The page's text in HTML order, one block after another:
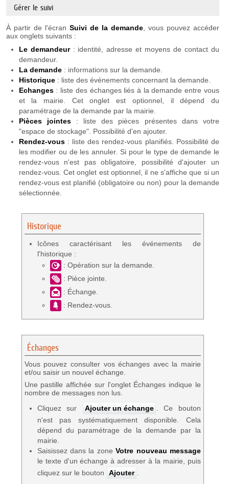
Gérer le suivi
À partir de l'écran Suivi de la demande, vous pouvez accéder
aux onglets suivants :
Le demandeur: identité, adresse et moyens de contact du
demandeur.
La demande: informations sur la demande.
Historique: liste des événements concernant la demande.
Echanges: liste des échanges liés à la demande entre vous
et la mairie. Cet onglet est optionnel, il dépend du
paramétrage de la demande par la mairie.
Pièces
jointes: liste des pièces présentes dans votre
"espace de stockage". Possibilité d'en ajouter.
Rendez-vous: liste des rendez-vous planifiés. Possibilité de
les modifier ou de les annuler. Si pour le type de demande le
rendez-vous n'est pas obligatoire, possibilité d'ajouter un
rendez-vous. Cet onglet est optionnel, il ne s'affiche que si un
rendez-vous est planifié (obligatoire ou non) pour la demande
sélectionnée.
Historique
Icônes caractérisant les événements de
l'historique :
: Opération sur la demande.
: Pièce jointe.
: Échange.
: Rendez-vous.
Échanges
Vous pouvez consulter vos échanges avec la mairie
et/ou saisir un nouvel échange.
Une pastille affichée sur l'onglet Échanges indique le
nombre de messages non lus.
Cliquez sur
Ajouter un échange
. Ce bouton
n'est pas systématiquement disponible. Cela
dépend du paramétrage de la demande par la
mairie.
Saisissez dans la zoneVotre nouveau message
le texte d'un échange à adresser à la mairie, puis
cliquez sur le bouton
Ajouter